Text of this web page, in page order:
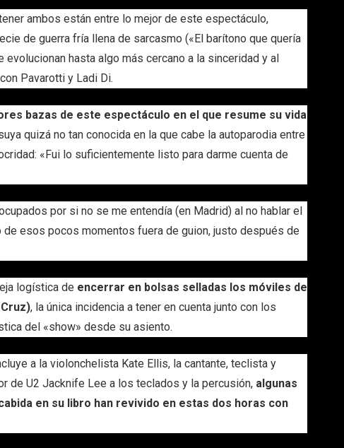
ambos están entre lo mejor de este espectáculo,
de guerra fría llena de sarcasmo («El barítono que quería
hasta algo más cercano a la sinceridad y al
Pavarotti y Ladi Di.
bazas de este espectáculo en el que resume su vida
quizá no tan conocida en la que cabe la autoparodia entre
«Fui lo suficientemente listo para darme cuenta de
por si no se me entendía (en Madrid) al no hablar el
esos pocos momentos fuera de guion, justo después de
logística de encerrar en bolsas selladas los móviles de
, la única incidencia a tener en cuenta junto con los
del «show» desde su asiento.
a la violonchelista Kate Ellis, la cantante, teclista y
de U2 Jacknife Lee a los teclados y la percusión, algunas
en su libro han revivido en estas dos horas con